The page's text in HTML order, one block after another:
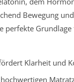
Bewegung
perfekte
Klarheit und